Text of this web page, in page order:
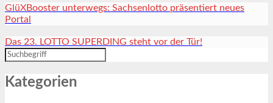
GlüXBooster unterwegs: Sachsenlotto präsentiert neues
Portal
Das 23. LOTTO SUPERDING steht vor der Tür!
Kategorien